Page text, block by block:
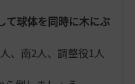
て球体を同時に木にぶ
、南2人、調整役1人